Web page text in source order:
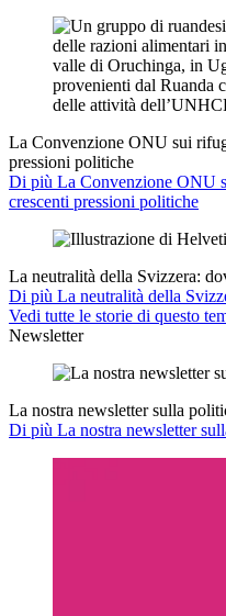
La Convenzione ONU sui
pressioni politiche
Di più La Convenzione ONU
crescenti pressioni politiche
La neutralità della Svizzera:
Di più La neutralità della
Vedi tutte le storie di questo
Newsletter
La nostra newsletter sulla
Di più La nostra newsletter